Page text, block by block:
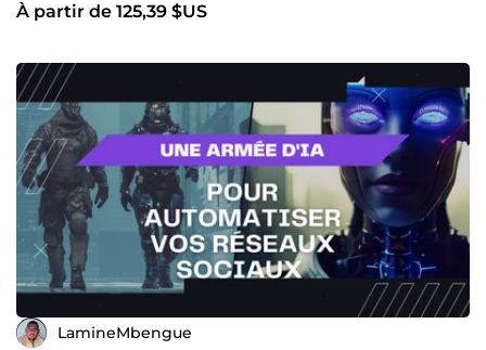
À partir de 125,39 $US
LamineMbengue